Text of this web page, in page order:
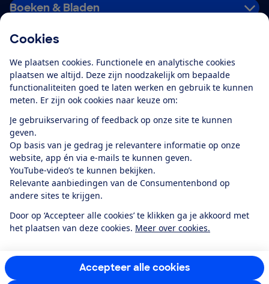
Cookies
We plaatsen cookies. Functionele en analytische cookies
plaatsen we altijd. Deze zijn noodzakelijk om bepaalde
functionaliteiten goed te laten werken en gebruik te kunnen
meten. Er zijn ook cookies naar keuze om:
Je gebruikservaring of feedback op onze site te kunnen
geven.
Op basis van je gedrag je relevantere informatie op onze
website, app én via e-mails te kunnen geven.
YouTube-video’s te kunnen bekijken.
Relevante aanbiedingen van de Consumentenbond op
andere sites te krijgen.
Door op ‘Accepteer alle cookies’ te klikken ga je akkoord met
het plaatsen van deze cookies. Meer over cookies.
Accepteer alle cookies
Boeken & Bladen
Alles over de
app
Algemene Voorwaarden
Privacyverklaring
Cookiebeleid
Privacyvoorkeuren
Toegankelijkheid
RSS-feed nieuws
Facebook
TwitterInstagram
YoutubeLinkedIn
12.901consumentenbeoordelen de Consumentenbondmet gemiddeld